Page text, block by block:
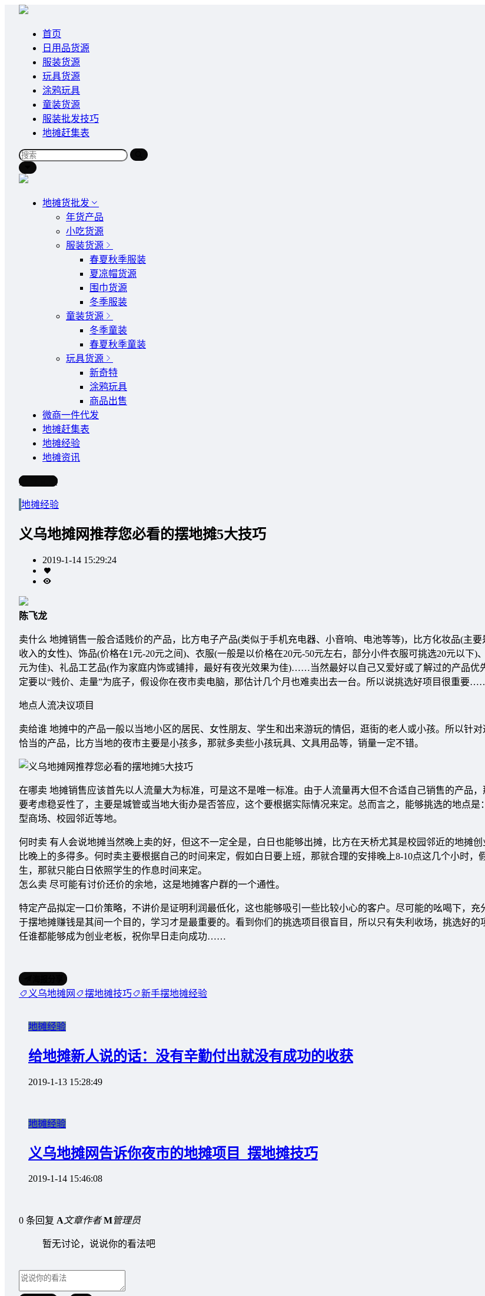
首页
日用品货源
服装货源
玩具货源
涂鸦玩具
童装货源
服装批发技巧
地摊赶集表
地摊货批发
年货产品
小吃货源
服装货源
春夏秋季服装
夏凉帽货源
围巾货源
冬季服装
童装货源
冬季童装
春夏秋季童装
玩具货源
新奇特
涂鸦玩具
商品出售
微商一件代发
地摊赶集表
地摊经验
地摊资讯
写文章
地摊经验
义乌地摊网推荐您必看的摆地摊5大技巧
2019-1-14 15:29:24
陈飞龙
卖什么 地摊销售一般合适贱价的产品，比方电子产品(类似于手机充电器、小音响、电池等等)，比方化妆品(主
收入的女性)、饰品(价格在1元-20元之间)、衣服(一般是以价格在20元-50元左右，部分小件衣服可挑选20元以下)
元为佳)、礼品工艺品(作为家庭内饰或铺排，最好有夜光效果为佳)……当然最好以自己又爱好或了解过的产品优
定要以“贱价、走量”为底子，假设你在夜市卖电脑，那估计几个月也难卖出去一台。所以说挑选好项目很重要
地点人流决议项目
卖给谁 地摊中的产品一般以当地小区的居民、女性朋友、学生和出来游玩的情侣，逛街的老人或小孩。所以针
恰当的产品，比方当地的夜市主要是小孩多，那就多卖些小孩玩具、文具用品等，销量一定不错。
在哪卖 地摊销售应该首先以人流量大为标准，可是这不是唯一标准。由于人流量再大但不合适自己销售的产品
要考虑稳妥性了，主要是城管或当地大街办是否答应，这个要根据实际情况来定。总而言之，能够挑选的地点是
型商场、校园邻近等地。
何时卖 有人会说地摊当然晚上卖的好，但这不一定全是，白日也能够出摊，比方在天桥尤其是校园邻近的地摊
比晚上的多得多。何时卖主要根据自己的时间来定，假如白日要上班，那就合理的安排晚上8-10点这几个小时，
生，那就只能白日依照学生的作息时间来定。
怎么卖 尽可能有讨价还价的余地，这是地摊客户群的一个通性。
特定产品拟定一口价策略，不讲价是证明利润最低化，这也能够吸引一些比较小心的客户。尽可能的吆喝下，充
于摆地摊赚钱是其间一个目的，学习才是最重要的。看到你们的挑选项目很盲目，所以只有失利收场，挑选好的
任谁都能够成为创业老板，祝你早日走向成功……
义乌地摊网 摆地摊技巧 新手摆地摊经验
地摊经验
给地摊新人说的话：没有辛勤付出就没有成功的收获
2019-1-13 15:28:49
地摊经验
义乌地摊网告诉你夜市的地摊项目_摆地摊技巧
2019-1-14 15:46:08
0 条回复 A文章作者 M管理员
暂无讨论，说说你的看法吧